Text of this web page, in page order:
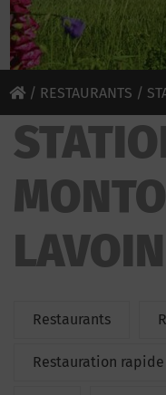
/ RESTAURANTS /
Restaurants
Restauration rapide